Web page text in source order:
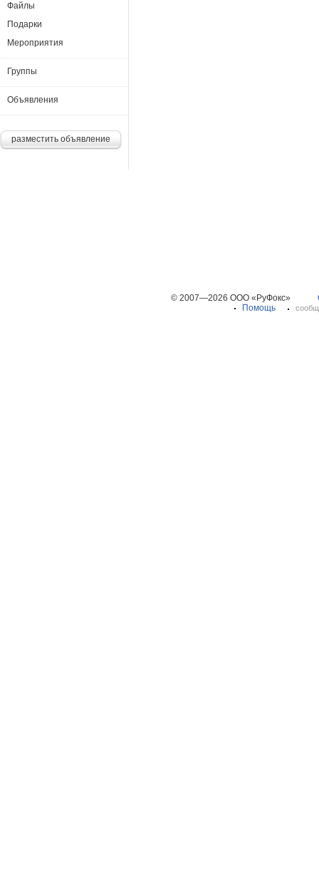
Файлы
Подарки
Мероприятия
Группы
Объявления
разместить объявление
© 2007—2026 ООО «РуФокс»
Помощь